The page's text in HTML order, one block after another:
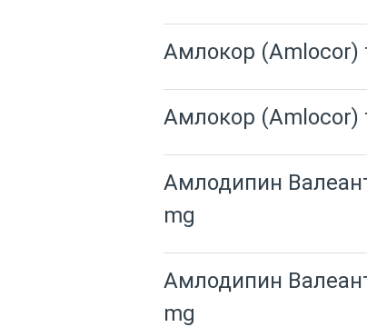
Амлокор (Amlocor)
Амлокор (Amlocor)
Амлодипин
mg
Амлодипин
mg